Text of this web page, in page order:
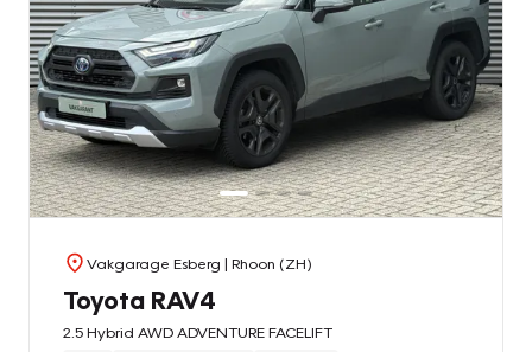
Vakgarage Esberg | Rhoon (ZH)
Toyota RAV4
2.5 Hybrid AWD ADVENTURE FACELIFT